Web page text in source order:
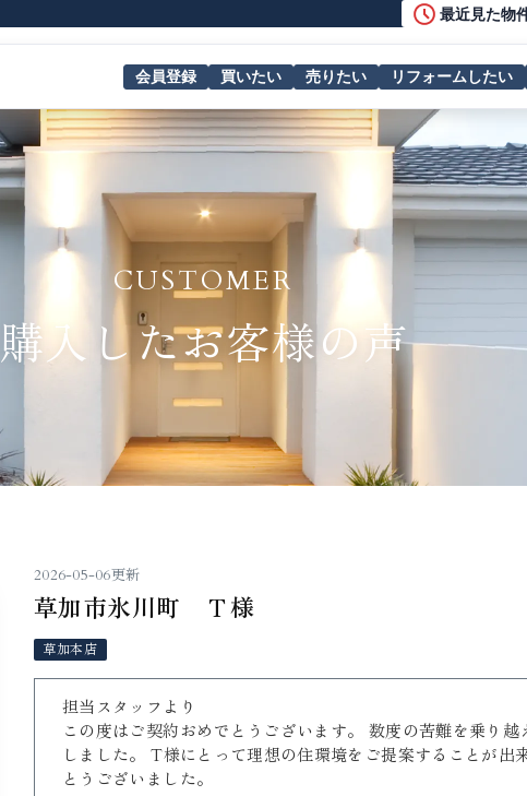
最近見た物
会員登録 買いたい 売りたい リフォームしたい
CUSTOMER
購入したお客様の声
2026-05-06更新
草加市氷川町 Ｔ様
草加本店
担当スタッフより
この度はご契約おめでとうございます。 数度の苦難を乗り
しました。 T様にとって理想の住環境をご提案することが出
とうございました。